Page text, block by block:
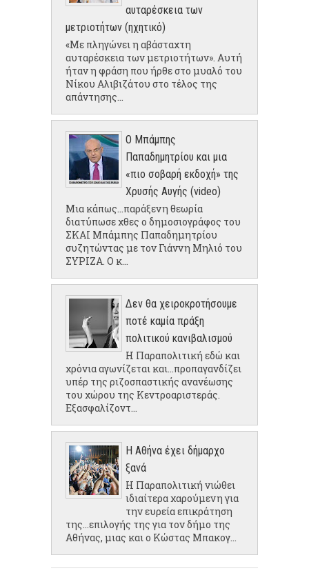
αυταρέσκεια των
μετριοτήτων (ηχητικό)
«Με πληγώνει η αβάσταχτη
αυταρέσκεια των μετριοτήτων». Αυτή
ήταν η φράση που ήρθε στο μυαλό του
Νίκου Αλιβιζάτου στο τέλος της
απάντησης...
Ο Μπάμπης
Παπαδημητρίου και μια
«πιο σοβαρή εκδοχή» της
Χρυσής Αυγής (video)
Μια κάπως...παράξενη θεωρία
διατύπωσε χθες ο δημοσιογράφος του
ΣΚΑΙ Μπάμπης Παπαδημητρίου
συζητώντας με τον Γιάννη Μηλιό του
ΣΥΡΙΖΑ. Ο κ...
Δεν θα χειροκροτήσουμε
ποτέ καμία πράξη
πολιτικού κανιβαλισμού
Η Παραπολιτική εδώ και
χρόνια αγωνίζεται και...προπαγανδίζει
υπέρ της ριζοσπαστικής ανανέωσης
του χώρου της Κεντροαριστεράς.
Εξασφαλίζοντ...
Η Αθήνα έχει δήμαρχο
ξανά
Η Παραπολιτική νιώθει
ιδιαίτερα χαρούμενη για
την ευρεία επικράτηση
της...επιλογής της για τον δήμο της
Αθήνας, μιας και ο Κώστας Μπακογ...